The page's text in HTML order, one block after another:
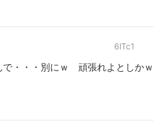
6lTc1
で・・・別にｗ 頑張れよとしかｗ